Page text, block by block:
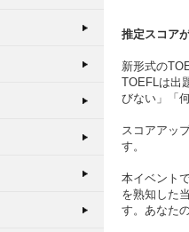
推定スコア
新形式の
TOEFLは出
びない」「
スコアアッ
す。
本イベント
を熟知した
す。あなた